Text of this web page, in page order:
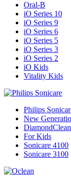
Oral-B
iO Series 10
iO Series 9
iO Series 6
iO Series 5
iO Series 3
iO Series 2
iO Kids
Vitality Kids
Philips
New
DiamondClean
For Kids
Sonicare 4100
Sonicare 3100